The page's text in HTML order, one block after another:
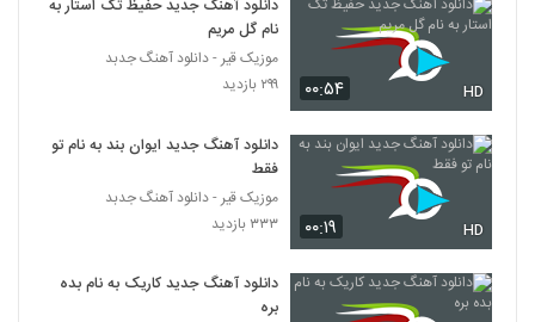
2148
دانلود آهنگ جدید و زیبای نوید ترکان با نام
سئوگیلیم
۳۵۱ بازدید
دانلود آهنگ عاشقت شدم از کیان (I)
2150
دانلود آهنگ جدید و زیبای راما برومند با نام
نفس
۳۳۲ بازدید
۰۰:۵۴ HD
دانلود آهنگ جدید حفیظ تک استار به
نام گل مریم
موزیک قیر - دانلود آهنگ جدبد
۲۹۹ بازدید
۰۰:۱۹ HD
دانلود آهنگ جدید ایوان بند به نام تو
فقط
موزیک قیر - دانلود آهنگ جدبد
۳۳۳ بازدید
دانلود آهنگ جدید کاریک به نام بده
بره